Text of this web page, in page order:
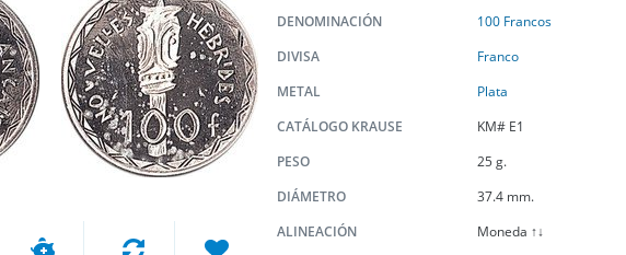
DENOMINACIÓN
100 Francos
DIVISA
Franco
METAL
Plata
CATÁLOGO KRAUSE
KM# E1
PESO
25 g.
DIÁMETRO
37.4 mm.
ALINEACIÓN
Moneda ↑↓